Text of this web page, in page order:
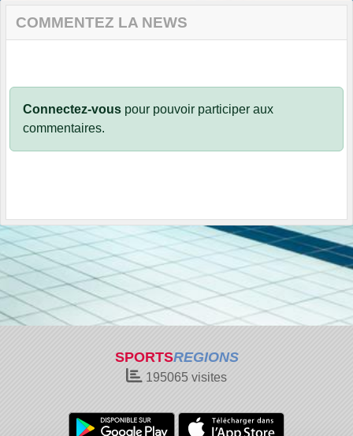
COMMENTEZ LA NEWS
Connectez-vous pour pouvoir participer aux
commentaires.
SPORTSREGIONS
195065 visites